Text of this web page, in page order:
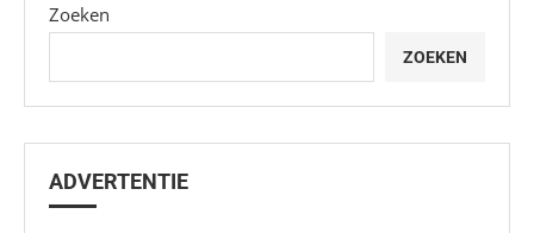
Zoeken
ZOEKEN
ADVERTENTIE